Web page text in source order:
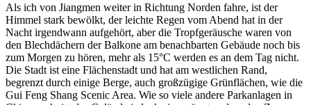
Als ich von Jiangmen weiter in Richtung Norden fahre, ist der
Himmel stark bewölkt, der leichte Regen vom Abend hat in der
Nacht irgendwann aufgehört, aber die Tropfgeräusche waren von
den Blechdächern der Balkone am benachbarten Gebäude noch bis
zum Morgen zu hören, mehr als 15°C werden es an dem Tag nicht.
Die Stadt ist eine Flächenstadt und hat am westlichen Rand,
begrenzt durch einige Berge, auch großzügige Grünflächen, wie die
Gui Feng Shang Scenic Area. Wie so viele andere Parkanlagen in